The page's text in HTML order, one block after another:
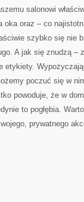
salonowi
oka oraz – co
szybko się nie
A jak się znudzą
etykiety.
poczuć się w
powoduje, że w
to pogłębia.
prywatnego